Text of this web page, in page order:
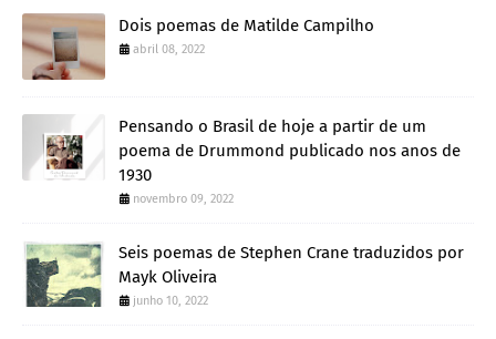
Dois poemas de Matilde Campilho
abril 08, 2022
Pensando o Brasil de hoje a partir de um
poema de Drummond publicado nos anos de
1930
novembro 09, 2022
Seis poemas de Stephen Crane traduzidos por
Mayk Oliveira
junho 10, 2022